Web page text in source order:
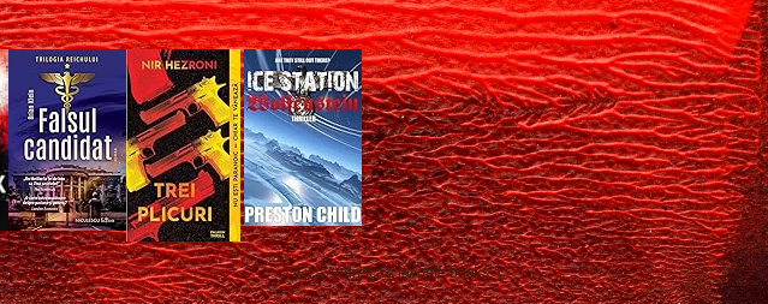
Gică Andreica's favorite books »